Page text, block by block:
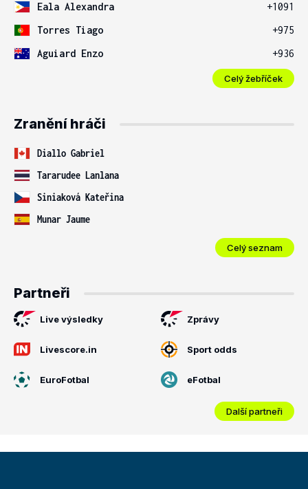
Eala Alexandra
+1091
Torres Tiago
+975
Aguiard Enzo
+936
Celý žebříček
Zranění hráči
Diallo Gabriel
Tararudee Lanlana
Siniaková Kateřina
Munar Jaume
Celý seznam
Partneři
Live výsledky Zprávy
Livescore.in Sport odds
EuroFotbal eFotbal
Další partneři